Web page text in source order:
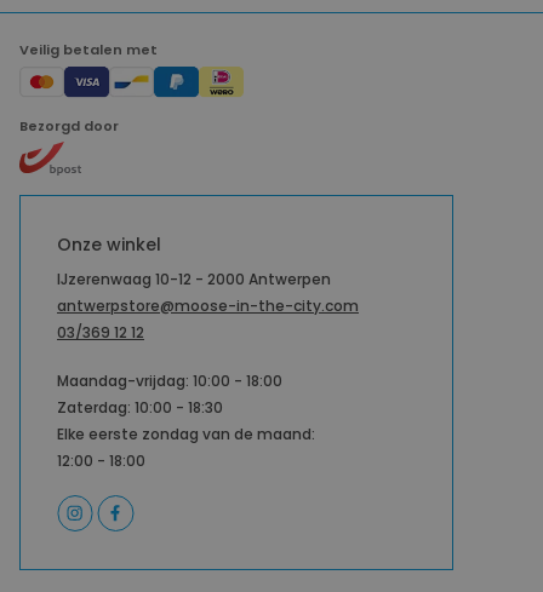
Veilig betalen met
Bezorgd door
Onze winkel
IJzerenwaag 10-12 - 2000 Antwerpen
antwerpstore@moose-in-the-city.com
03/369 12 12
Maandag-vrijdag: 10:00 - 18:00
Zaterdag: 10:00 - 18:30
Elke eerste zondag van de maand:
12:00 - 18:00